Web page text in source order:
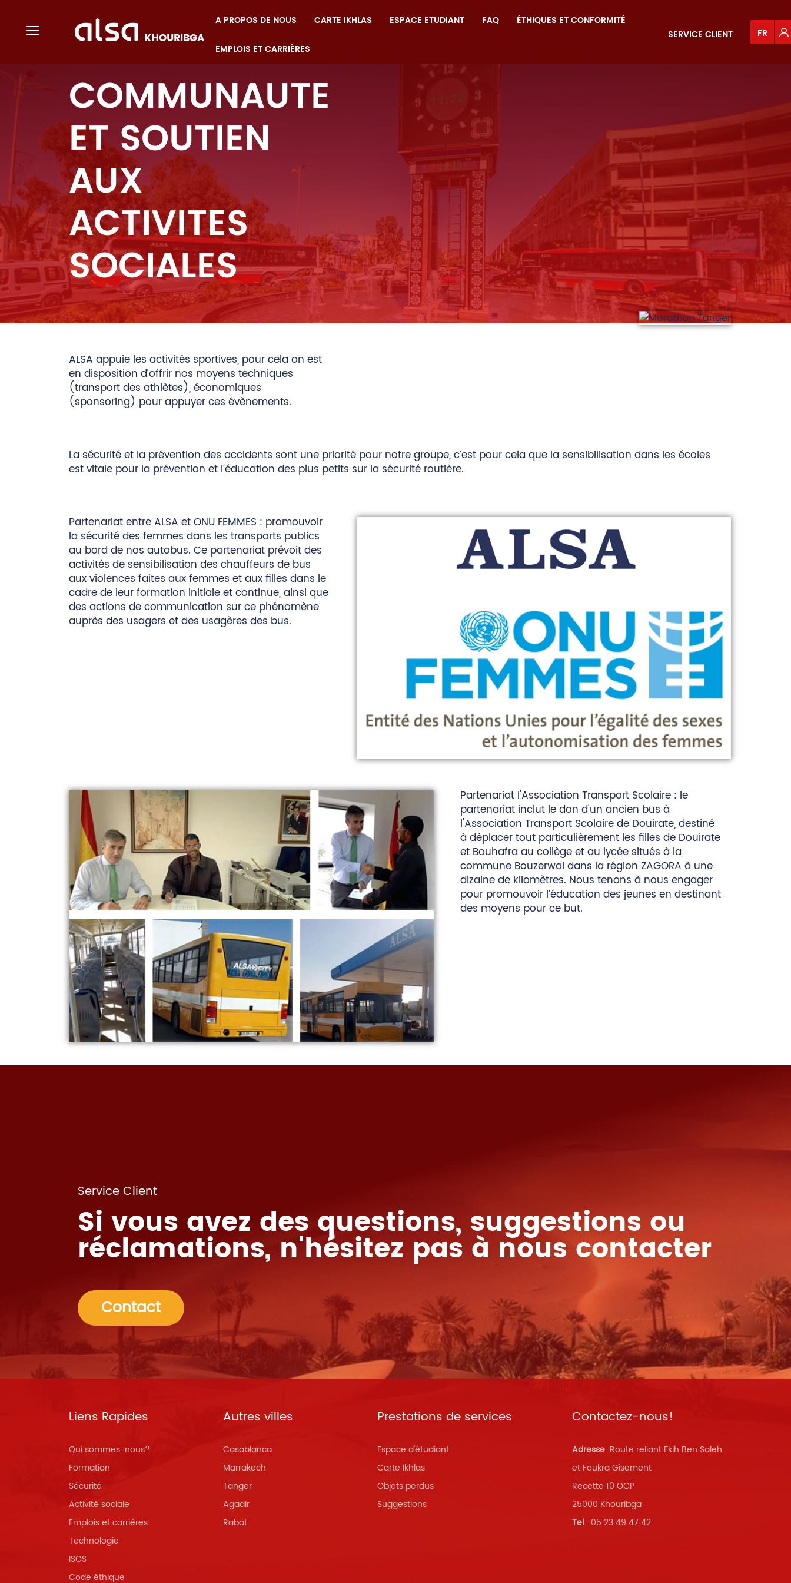
Toggle navigation KHOURIBGA
A PROPOS DE NOUS CARTE IKHLAS ESPACE ETUDIANT FAQ ÉTHIQUES ET CONFORMITÉ
EMPLOIS ET CARRIÈRES
SERVICE CLIENT FR
COMMUNAUTE
ET SOUTIEN
AUX
ACTIVITES
SOCIALES
ALSA appuie les activités sportives, pour cela on est
en disposition d’offrir nos moyens techniques
(transport des athlètes), économiques
(sponsoring) pour appuyer ces évènements.
La sécurité et la prévention des accidents sont une priorité pour notre groupe, c’est pour cela que la sensibilisation dans les écoles
est vitale pour la prévention et l’éducation des plus petits sur la sécurité routière.
Partenariat entre ALSA et ONU FEMMES : promouvoir
la sécurité des femmes dans les transports publics
au bord de nos autobus. Ce partenariat prévoit des
activités de sensibilisation des chauffeurs de bus
aux violences faites aux femmes et aux filles dans le
cadre de leur formation initiale et continue, ainsi que
des actions de communication sur ce phénomène
auprès des usagers et des usagères des bus.
Partenariat l'Association Transport Scolaire : le
partenariat inclut le don d'un ancien bus à
l'Association Transport Scolaire de Douirate, destiné
à déplacer tout particulièrement les filles de Douirate
et Bouhafra au collège et au lycée situés à la
commune Bouzerwal dans la région ZAGORA à une
dizaine de kilomètres. Nous tenons à nous engager
pour promouvoir l’éducation des jeunes en destinant
des moyens pour ce but.
Service Client
Si vous avez des questions, suggestions ou
réclamations, n'hésitez pas à nous contacter
Contact
Liens Rapides
Qui sommes-nous?
Formation
Sécurité
Activité sociale
Emplois et carrières
Technologie
ISOS
Code éthique
Autres villes
Casablanca
Marrakech
Tanger
Agadir
Rabat
Prestations de services
Espace d'étudiant
Carte Ikhlas
Objets perdus
Suggestions
Contactez-nous!
Adresse :Route reliant Fkih Ben Saleh
et Foukra Gisement
Recette 10 OCP
25000 Khouribga
Tel : 05 23 49 47 42